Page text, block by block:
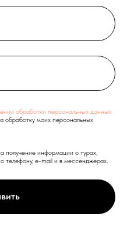
обработки персональных данных
моих персональных
информации о турах,
телефону, e-mail и в мессенджерах.